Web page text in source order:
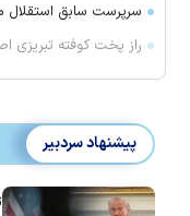
سرپرست سابق استقلال
راز پخت کوفته تبریزی
پیشنهاد سردبیر